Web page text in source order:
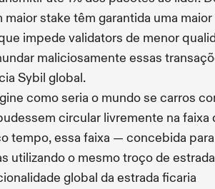
stake têm garantida uma maior
impede validators de menor
maliciosamente essas
Sybil global.
como seria o mundo se carros
circular livremente na faixa
tempo, essa faixa — concebida para
utilizando o mesmo troço de
global da estrada ficaria